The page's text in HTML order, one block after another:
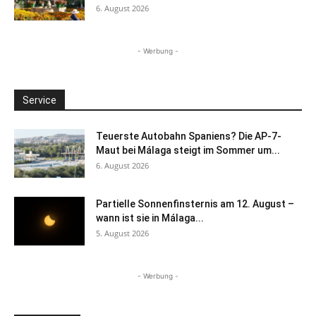
6. August 2026
- Werbung -
Service
Teuerste Autobahn Spaniens? Die AP-7-
Maut bei Málaga steigt im Sommer um...
6. August 2026
Partielle Sonnenfinsternis am 12. August –
wann ist sie in Málaga...
5. August 2026
- Werbung -